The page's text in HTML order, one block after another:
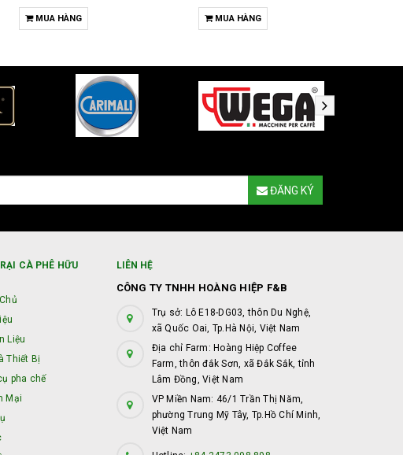
MUA HÀNG MUA HÀNG
ĐĂNG KÝ
CÀ PHÊ HỮU
Liệu
Thiết Bị
pha chế
Mại
LIÊN HỆ
CÔNG TY TNHH HOÀNG HIỆP F&B
Trụ sở: Lô E18-DG03, thôn Du Nghệ,
xã Quốc Oai, Tp.Hà Nội, Việt Nam
Địa chỉ Farm: Hoàng Hiệp Coffee
Farm, thôn đắk Sơn, xã Đắk Sắk, tỉnh
Lâm Đồng, Việt Nam
VP Miền Nam: 46/1 Trần Thị Năm,
phường Trung Mỹ Tây, Tp.Hồ Chí Minh,
Việt Nam